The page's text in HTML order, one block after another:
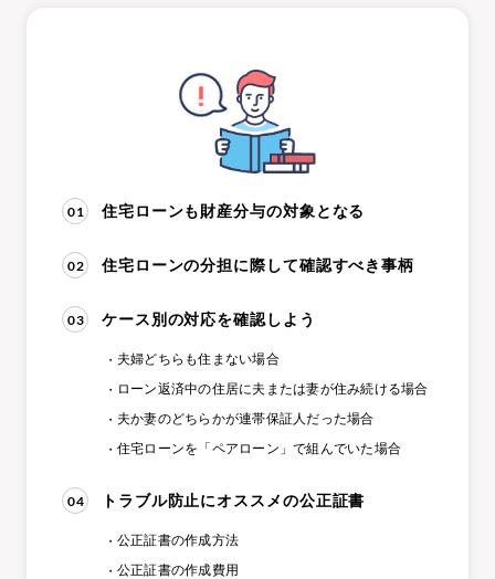
01 住宅ローンも財産分与の対象となる
02 住宅ローンの分担に際して確認すべき事柄
03 ケース別の対応を確認しよう
夫婦どちらも住まない場合
ローン返済中の住居に夫または妻が住み続ける場合
夫か妻のどちらかが連帯保証人だった場合
住宅ローンを「ペアローン」で組んでいた場合
04 トラブル防止にオススメの公正証書
公正証書の作成方法
公正証書の作成費用